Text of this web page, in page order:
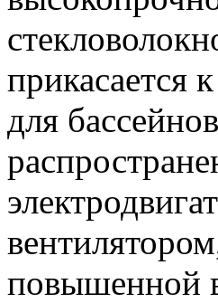
прикасается
для
повышенной